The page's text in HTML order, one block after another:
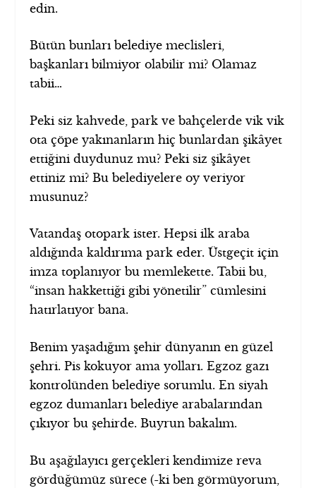
edin.
Bütün bunları belediye meclisleri,
başkanları bilmiyor olabilir mi? Olamaz
tabii…
Peki siz kahvede, park ve bahçelerde vik vik
ota çöpe yakınanların hiç bunlardan şikâyet
ettiğini duydunuz mu? Peki siz şikâyet
ettiniz mi? Bu belediyelere oy veriyor
musunuz?
Vatandaş otopark ister. Hepsi ilk araba
aldığında kaldırıma park eder. Üstgeçit için
imza toplanıyor bu memlekette. Tabii bu,
“insan hakkettiği gibi yönetilir” cümlesini
hatırlatıyor bana.
Benim yaşadığım şehir dünyanın en güzel
şehri. Pis kokuyor ama yolları. Egzoz gazı
kontrolünden belediye sorumlu. En siyah
egzoz dumanları belediye arabalarından
çıkıyor bu şehirde. Buyrun bakalım.
Bu aşağılayıcı gerçekleri kendimize reva
gördüğümüz sürece (-ki ben görmüyorum,